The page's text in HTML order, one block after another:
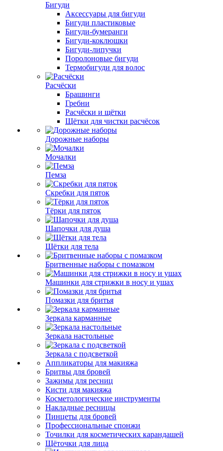
Бигуди
Аксессуары для бигуди
Бигуди пластиковые
Бигуди-бумеранги
Бигуди-коклюшки
Бигуди-липучки
Поролоновые бигуди
Термобигуди для волос
Расчёски
Брашинги
Гребни
Расчёски и щётки
Щётки для чистки расчёсок
Дорожные наборы
Мочалки
Пемза
Скребки для пяток
Тёрки для пяток
Шапочки для душа
Щётки для тела
Бритвенные наборы с помазком
Машинки для стрижки в носу и ушах
Помазки для бритья
Зеркала карманные
Зеркала настольные
Зеркала с подсветкой
Аппликаторы для макияжа
Бритвы для бровей
Зажимы для ресниц
Кисти для макияжа
Косметологические инструменты
Накладные ресницы
Пинцеты для бровей
Профессиональные спонжи
Точилки для косметических карандашей
Щёточки для лица